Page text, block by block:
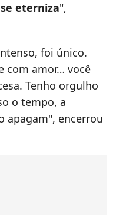
eterniza",
foi único.
com amor… você
Tenho orgulho
o tempo, a
apagam", encerrou